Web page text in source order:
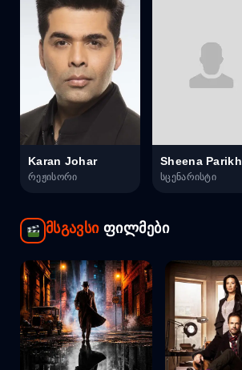
Karan Johar
რეჟისორი
Sheena Parikh
სცენარისტი
მსგავსიფილმები